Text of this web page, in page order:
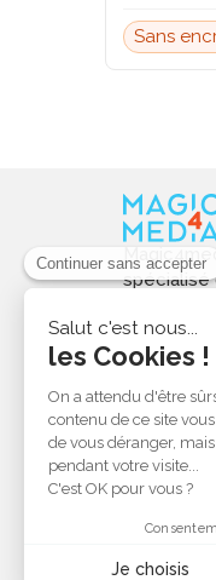
Sans
spécialisé
pour les
valoriser
soutenir